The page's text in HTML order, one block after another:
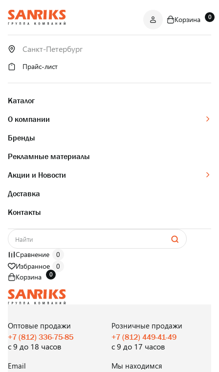
ОПТОМ
И В РОЗНИЦУ
Корзина 0
Прайс-лист
Каталог
О компании
Бренды
Рекламные материалы
Акции и Новости
Доставка
Контакты
Сравнение
0
Избранное
0
Корзина
0
И В РОЗНИЦУ
Оптовые продажи
+7 (812) 336-75-85
с 9 до 18 часов
Розничные продажи
+7 (812) 449-41-49
с 9 до 17 часов
Email Мы находимся